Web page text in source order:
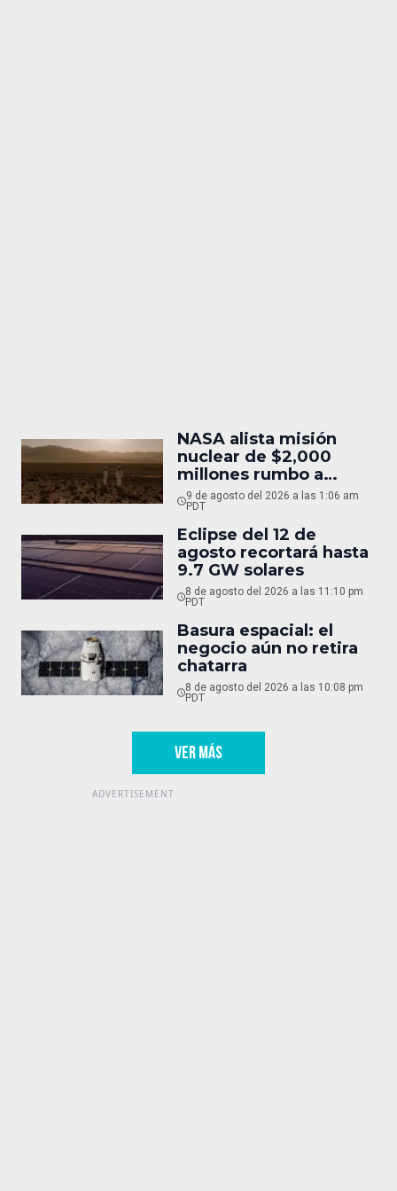
NASA alista misión
nuclear de $2,000
millones rumbo a
Marte
9 de agosto del 2026 a las 1:06 am
PDT
Eclipse del 12 de
agosto recortará hasta
9.7 GW solares
8 de agosto del 2026 a las 11:10 pm
PDT
Basura espacial: el
negocio aún no retira
chatarra
8 de agosto del 2026 a las 10:08 pm
PDT
VER MÁS